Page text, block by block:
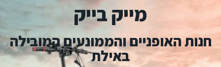
מייק בייק
חנות האופניים והממונעים המובילה
באילת